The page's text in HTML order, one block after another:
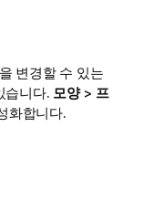
변경할 수 있는
습니다. 모양> 프
화합니다.